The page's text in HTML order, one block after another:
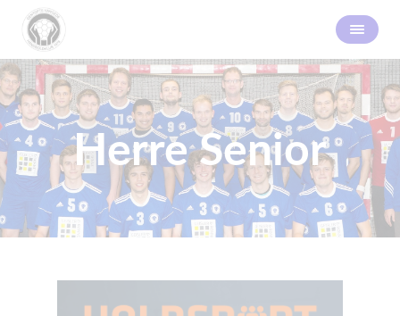
Herre Senior